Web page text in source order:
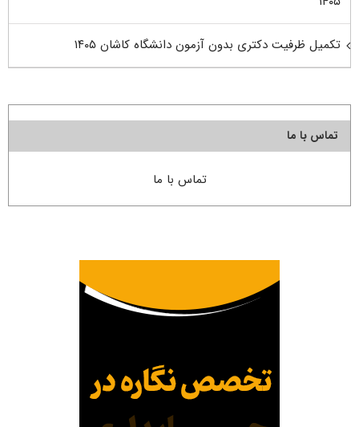
تکمیل ظرفیت دکتری بدون آزمون دانشگاه کاشان ۱۴۰۵
تماس با ما
تماس با ما